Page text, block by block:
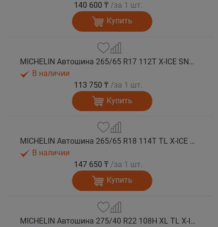
140 600 ₸ /за 1 шт.
Купить
MICHELIN Автошина 265/65 R17 112T X-ICE SNOW SUV зима
В наличии
113 750 ₸ /за 1 шт.
Купить
MICHELIN Автошина 265/65 R18 114T TL X-ICE SNOW SUV зима
В наличии
147 650 ₸ /за 1 шт.
Купить
MICHELIN Автошина 275/40 R22 108H XL TL X-ICE SNOW SUV зима